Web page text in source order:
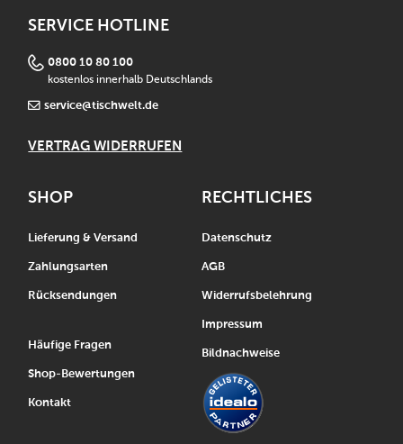
SERVICE HOTLINE
0800 10 80 100
kostenlos innerhalb Deutschlands
service@tischwelt.de
VERTRAG WIDERRUFEN
SHOP
Lieferung & Versand
Zahlungsarten
Rücksendungen
Häufige Fragen
Shop-Bewertungen
Kontakt
RECHTLICHES
Datenschutz
AGB
Widerrufsbelehrung
Impressum
Bildnachweise